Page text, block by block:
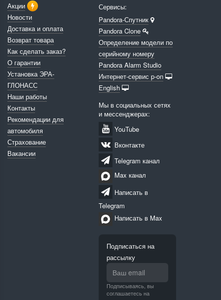
Акции
Новости
Доставка и оплата
Возврат товара
Как сделать заказ?
О гарантии
Установка ЭРА-
ГЛОНАСС
Наши работы
Контакты
Рекомендации для
автомобиля
Страхование
Вакансии
Сервисы:
Pandora-Спутник
Pandora Clone
Определение модели по
серийному номеру
Pandora Alarm Studio
Интернет-сервис p-on
English
Мы в социальных сетях
и мессенджерах:
YouTube
Вконтакте
Telegram канал
Max канал
Написать в
Telegram
Написать в Max
Подписаться на
рассылку
Подписываясь, вы
соглашаетесь на